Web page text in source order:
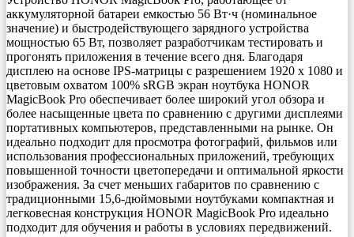
аккумуляторной батареи емкостью 56 Вт·ч (номинальное
значение) и быстродействующего зарядного устройства
мощностью 65 Вт, позволяет разработчикам тестировать и
прогонять приложения в течение всего дня. Благодаря
дисплею на основе IPS-матрицы с разрешением 1920 x 1080 и
цветовым охватом 100% sRGB экран ноутбука HONOR
MagicBook Pro обеспечивает более широкий угол обзора и
более насыщенные цвета по сравнению с другими дисплеями
портативных компьютеров, представленными на рынке. Он
идеально подходит для просмотра фотографий, фильмов или
использования профессиональных приложений, требующих
повышенной точности цветопередачи и оптимальной яркости
изображения. За счет меньших габаритов по сравнению с
традиционными 15,6-дюймовыми ноутбуками компактная и
легковесная конструкция HONOR MagicBook Pro идеально
подходит для обучения и работы в условиях передвижений.